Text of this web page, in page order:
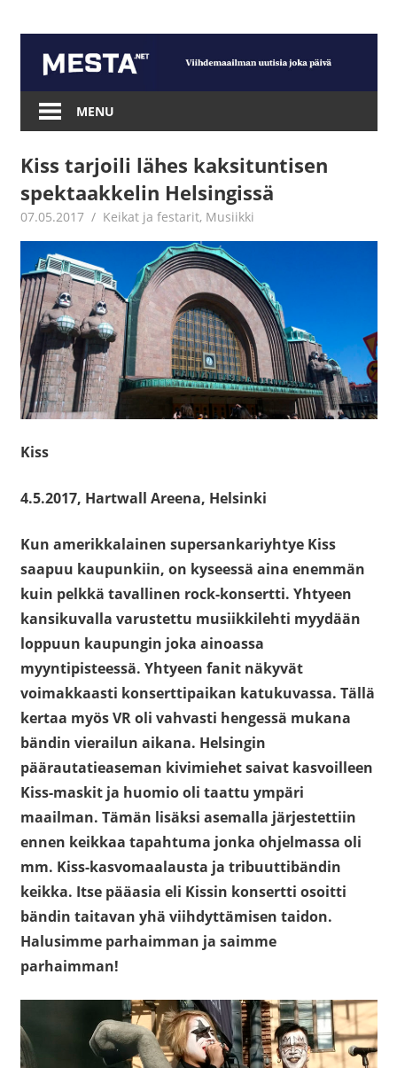
content
Mesta.net
MENU
Kiss tarjoili lähes kaksituntisen
spektaakkelin Helsingissä
07.05.2017 Petri Kipinä
Keikat ja festarit, Musiikki
Kiss
4.5.2017, Hartwall Areena, Helsinki
Kun amerikkalainen supersankariyhtye Kiss
saapuu kaupunkiin, on kyseessä aina enemmän
kuin pelkkä tavallinen rock-konsertti. Yhtyeen
kansikuvalla varustettu musiikkilehti myydään
loppuun kaupungin joka ainoassa
myyntipisteessä. Yhtyeen fanit näkyvät
voimakkaasti konserttipaikan katukuvassa. Tällä
kertaa myös VR oli vahvasti hengessä mukana
bändin vierailun aikana. Helsingin
päärautatieaseman kivimiehet saivat kasvoilleen
Kiss-maskit ja huomio oli taattu ympäri
maailman. Tämän lisäksi asemalla järjestettiin
ennen keikkaa tapahtuma jonka ohjelmassa oli
mm. Kiss-kasvomaalausta ja tribuuttibändin
keikka. Itse pääasia eli Kissin konsertti osoitti
bändin taitavan yhä viihdyttämisen taidon.
Halusimme parhaimman ja saimme
parhaimman!